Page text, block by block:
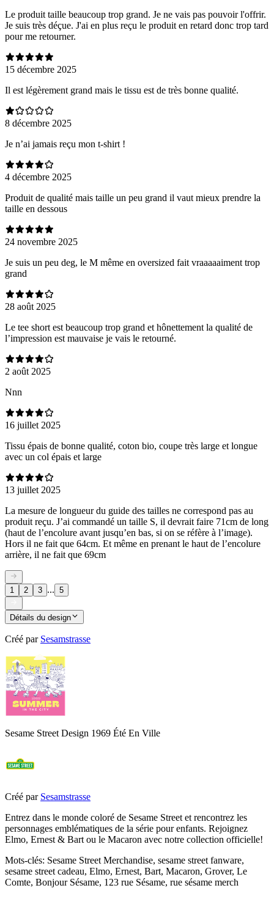
Le produit taille beaucoup trop grand. Je ne vais pas pouvoir l'offrir.
Je suis très déçue. J'ai en plus reçu le produit en retard donc trop tard
pour me retourner.
15 décembre 2025
Il est légèrement grand mais le tissu est de très bonne qualité.
8 décembre 2025
Je n’ai jamais reçu mon t-shirt !
4 décembre 2025
Produit de qualité mais taille un peu grand il vaut mieux prendre la
taille en dessous
24 novembre 2025
Je suis un peu deg, le M même en oversized fait vraaaaaiment trop
grand
28 août 2025
Le tee short est beaucoup trop grand et hônettement la qualité de
l’impression est mauvaise je vais le retourné.
2 août 2025
Nnn
16 juillet 2025
Tissu épais de bonne qualité, coton bio, coupe très large et longue
avec un col épais et large
13 juillet 2025
La mesure de longueur du guide des tailles ne correspond pas au
produit reçu. J’ai commandé un taille S, il devrait faire 71cm de long
(haut de l’encolure avant jusqu’en bas, si on se réfère à l’image).
Hors il ne fait que 64cm. Et même en prenant le haut de l’encolure
arrière, il ne fait que 69cm
1 2 3 ... 5
Détails du design
Créé par Sesamstrasse
Sesame Street Design 1969 Été En Ville
Créé par Sesamstrasse
Entrez dans le monde coloré de Sesame Street et rencontrez les
personnages emblématiques de la série pour enfants. Rejoignez
Elmo, Ernest & Bart ou le Macaron avec notre collection officielle!
Mots-clés: Sesame Street Merchandise, sesame street fanware,
sesame street cadeau, Elmo, Ernest, Bart, Macaron, Grover, Le
Comte, Bonjour Sésame, 123 rue Sésame, rue sésame merch